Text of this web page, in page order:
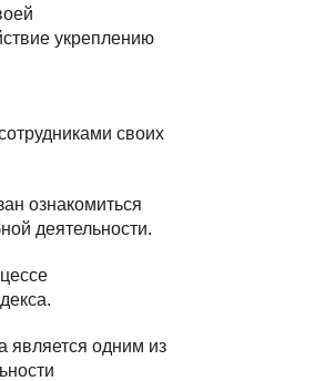
укреплению
своих
ознакомиться
деятельности.
является одним из